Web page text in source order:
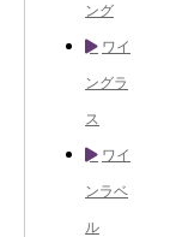
ング
ワイ
ングラ
ス
ワイ
ンラベ
ル